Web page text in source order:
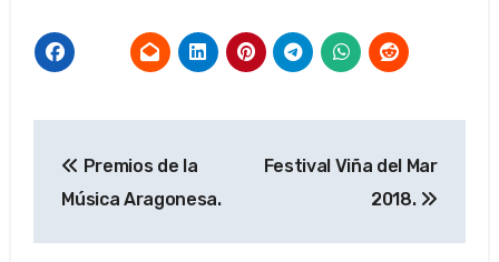
de
Premios de la
Música Aragonesa.
Festival Viña del Mar
2018.